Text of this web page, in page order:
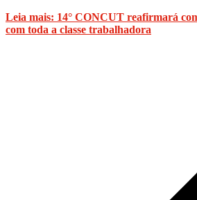
Leia mais: 14° CONCUT reafirmará
com toda a classe trabalhadora